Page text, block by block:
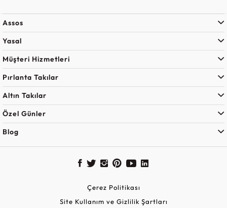
Assos
Yasal
Müşteri Hizmetleri
Pırlanta Takılar
Altın Takılar
Özel Günler
Blog
Çerez Politikası
Site Kullanım ve Gizlilik Şartları